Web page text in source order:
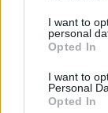
I want to
personal
Opted In
I want to
Personal
Opted In